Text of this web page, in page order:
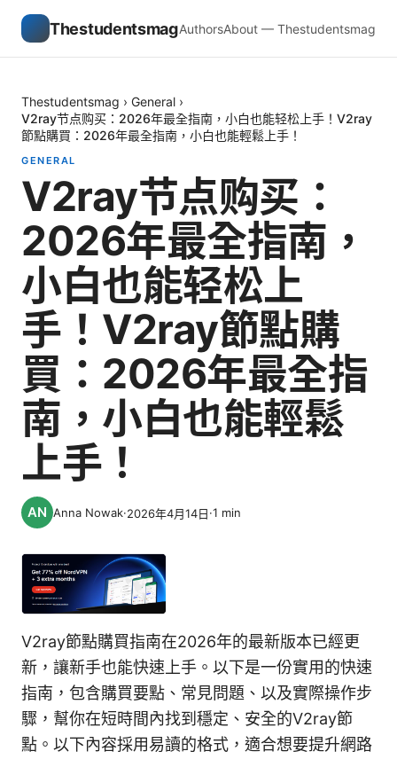
ThestudentsmagAuthorsAbout — Thestudentsmag
Thestudentsmag › General ›
V2ray节点购买：2026年最全指南，小白也能轻松上手！V2ray
節點購買：2026年最全指南，小白也能輕鬆上手！
GENERAL
V2ray节点购买：
2026年最全指南，
小白也能轻松上
手！V2ray節點購
買：2026年最全指
南，小白也能輕鬆
上手！
Anna Nowak·2026年4月14日·1 min
V2ray節點購買指南在2026年的最新版本已經更
新，讓新手也能快速上手。以下是一份實用的快速
指南，包含購買要點、常見問題、以及實際操作步
驟，幫你在短時間內找到穩定、安全的V2ray節
點。以下內容採用易讀的格式，適合想要提升網路